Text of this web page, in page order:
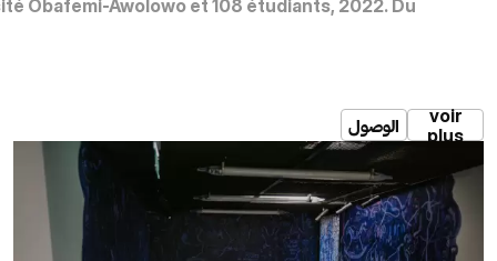
Obafemi-Awolowo et 108 étudiants, 2022. Du
الوصول
voir
plus